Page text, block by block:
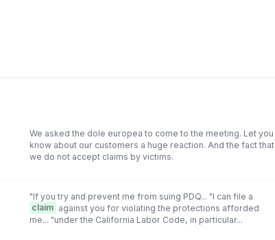
We asked the dole europea to come to the meeting. Let you
know about our customers a huge reaction. And the fact that
we do not accept claims by victims.
"If you try and prevent me from suing PDQ... "I can file a
claim against you for violating the protections afforded
me... "under the California Labor Code, in particular...